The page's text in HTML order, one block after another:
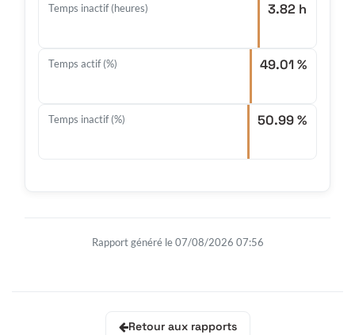
Temps inactif (heures) 3.82 h
Temps actif (%) 49.01 %
Temps inactif (%) 50.99 %
Rapport généré le 07/08/2026 07:56
Retour aux rapports